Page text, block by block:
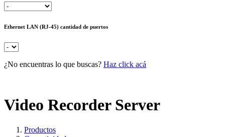
Ethernet LAN (RJ-45) cantidad de puertos
¿No encuentras lo que buscas? Haz click acá
Video Recorder Server
Productos